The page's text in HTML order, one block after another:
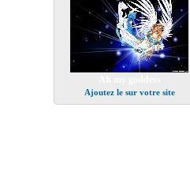
Ajoutez le sur votre site